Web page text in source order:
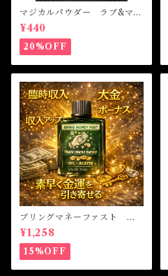
マジカルパウダー ラブ&マネ
ー Magical Powder LOVE
&MONEY
¥440
20%OFF
ブリングマネーファスト マ
ジカルオイル・魔女オイル B
RING MONEY FAST Magi
cal Oil
¥1,258
15%OFF